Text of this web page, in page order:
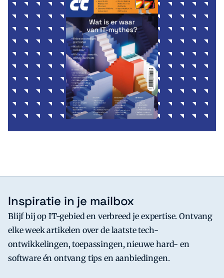
Inspiratie in je mailbox
Blijf bij op IT-gebied en verbreed je expertise. Ontvang
elke week artikelen over de laatste tech-
ontwikkelingen, toepassingen, nieuwe hard- en
software én ontvang tips en aanbiedingen.